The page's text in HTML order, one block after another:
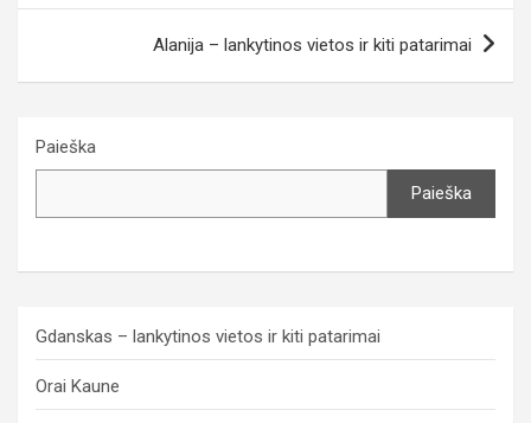
Alanija – lankytinos vietos ir kiti patarimai
Paieška
Paieška
Gdanskas – lankytinos vietos ir kiti patarimai
Orai Kaune